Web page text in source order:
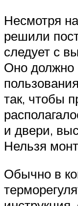
Несмотря
решили
следует с
Оно должно
так, чтобы
и двери,
Нельзя
Обычно в